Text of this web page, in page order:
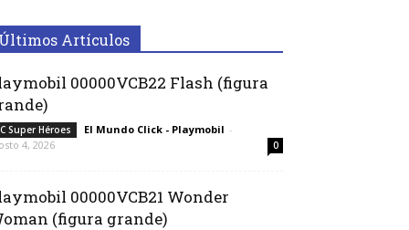
Artículos
00000VCB22 Flash (figura
Super Héroes El Mundo Click - Playmobil -
4, 2026
0
00000VCB21 Wonder
(figura grande)